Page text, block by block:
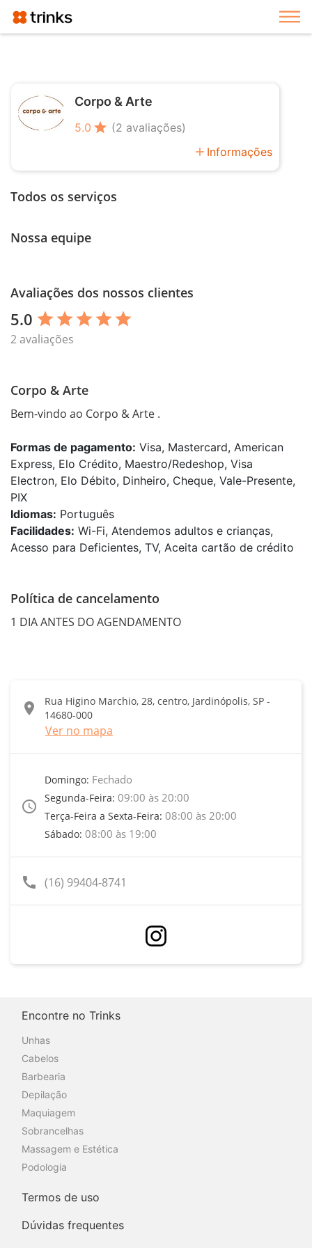
Corpo & Arte
5.0 star (2 avaliações)
add Informações
Todos os serviços
Nossa equipe
Avaliações dos nossos clientes
5.0 star star star star star
2 avaliações
Corpo & Arte
Bem-vindo ao Corpo & Arte .
Formas de pagamento: Visa, Mastercard, American
Express, Elo Crédito, Maestro/Redeshop, Visa
Electron, Elo Débito, Dinheiro, Cheque, Vale-Presente,
PIX
Idiomas: Português
Facilidades: Wi-Fi, Atendemos adultos e crianças,
Acesso para Deficientes, TV, Aceita cartão de crédito
Política de cancelamento
1 DIA ANTES DO AGENDAMENTO
location_on
Rua Higino Marchio, 28, centro, Jardinópolis, SP -
14680-000
Ver no mapa
access_time
Domingo: Fechado
Segunda-Feira: 09:00 às 20:00
Terça-Feira a Sexta-Feira: 08:00 às 20:00
Sábado: 08:00 às 19:00
call (16) 99404-8741
Encontre no Trinks
Unhas
Cabelos
Barbearia
Depilação
Maquiagem
Sobrancelhas
Massagem e Estética
Podologia
Termos de uso
Dúvidas frequentes